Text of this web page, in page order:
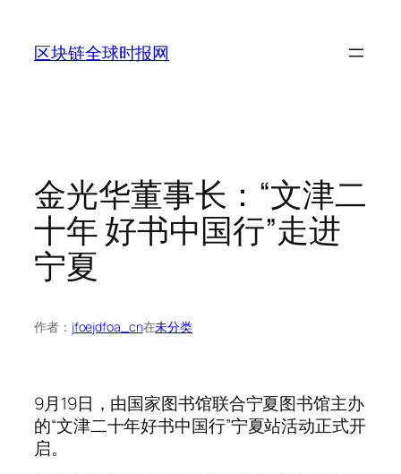
区块链全球时报网
金光华董事长：“文津二
十年 好书中国行”走进
宁夏
作者： jfoejdfoa_cn在未分类
9月19日，由国家图书馆联合宁夏图书馆主办
的“文津二十年好书中国行”宁夏站活动正式开
启。